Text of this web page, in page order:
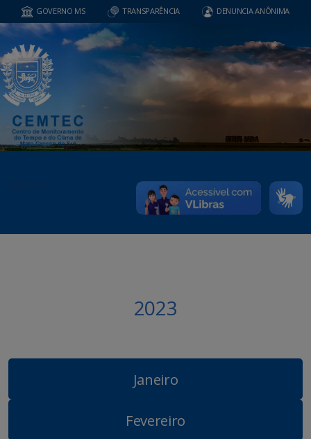
GOVERNO MS TRANSPARÊNCIA DENUNCIA ANÔNIMA
2023
Janeiro
Fevereiro